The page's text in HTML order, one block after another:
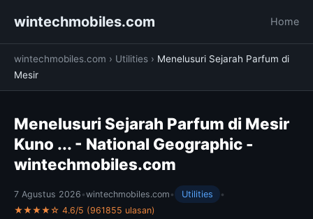
wintechmobiles.com Home
wintechmobiles.com › Utilities › Menelusuri Sejarah Parfum di
Mesir
Menelusuri Sejarah Parfum di Mesir
Kuno ... - National Geographic -
wintechmobiles.com
7 Agustus 2026 •wintechmobiles.com • Utilities
•
★★★★☆ 4.6/5 (961855 ulasan)